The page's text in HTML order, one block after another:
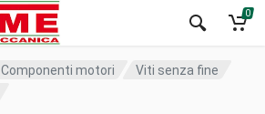
0
Componenti motori
Viti senza fine